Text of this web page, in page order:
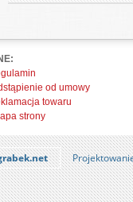
od umowy
towaru
strony